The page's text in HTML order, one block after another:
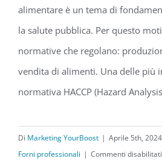
alimentare è un tema di
la salute pubblica. Per questo
normative che regolano:
vendita di alimenti. Una delle più
normativa HACCP (Hazard
Di Marketing YourBoost | Aprile 5th, 2024
Forni professionali | Commenti disabilitati